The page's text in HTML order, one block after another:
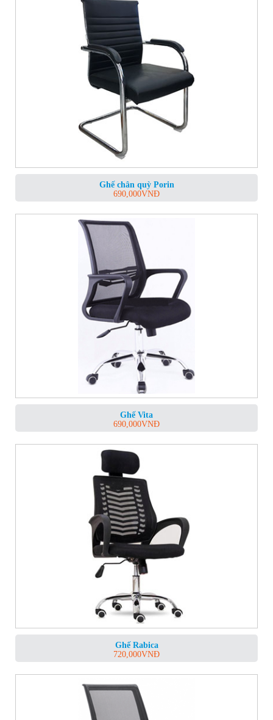
Ghế chân quỳ Porin
690,000VNĐ
Ghế Vita
690,000VNĐ
Ghế Rabica
720,000VNĐ